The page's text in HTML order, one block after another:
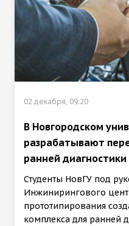
02 декабря, 09:20
В Новгородском
разрабатывают
ранней диагностики
Студенты НовГУ под
Инжинирингового
прототипирования
комплекса для ранней